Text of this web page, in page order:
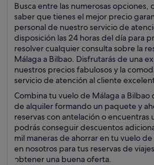
Busca entre las numerosas
saber que tienes el mejor precio
personal de nuestro servicio de
disposición las 24 horas del día para
resolver cualquier consulta sobre la
Málaga a Bilbao. Disfrutarás de una
nuestros precios fabulosos y la
servicio de atención al cliente
Combina tu vuelo de Málaga a Bilbao
de alquiler formando un paquete y
reservas con antelación o encuentras
podrás conseguir descuentos
mil maneras de ahorrar en tu vuelo
en nosotros para tus reservas de
obtener una buena oferta.